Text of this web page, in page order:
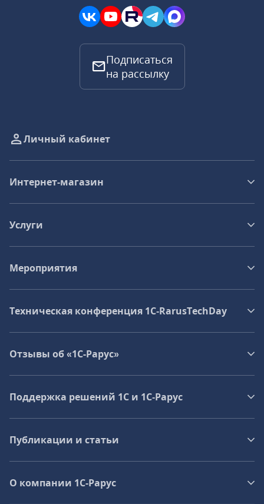
Подписаться
на рассылку
Личный кабинет
Интернет-магазин
Услуги
Мероприятия
Техническая конференция 1C‑RarusTechDay
Отзывы об «1С-Рарус»
Поддержка решений 1С и 1С‑Рарус
Публикации и статьи
О компании 1C-Рарус